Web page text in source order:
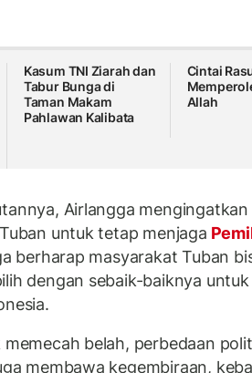
Kasum TNI Ziarah dan
Tabur Bunga di
Taman Makam
Pahlawan Kalibata
Cintai
Allah
Airlangga mengingatkan
untuk tetap menjaga
berharap masyarakat Tuban
dengan sebaik-baiknya untuk
belah, perbedaan
membawa kegembiraan,